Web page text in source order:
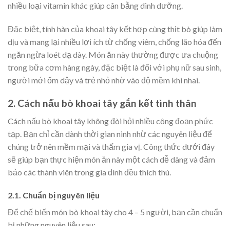
nhiều loại vitamin khác giúp cân bằng dinh dưỡng.
Đặc biệt, tính hàn của khoai tây kết hợp cùng thịt bò giúp làm
dịu và mang lại nhiều lợi ích từ chống viêm, chống lão hóa đến
ngăn ngừa loét dạ dày. Món ăn này thường được ưa chuộng
trong bữa cơm hàng ngày, đặc biệt là đối với phụ nữ sau sinh,
người mới ốm dậy và trẻ nhỏ nhờ vào độ mềm khi nhai.
2. Cách nấu bò khoai tây gắn kết tình thân
Cách nấu bò khoai tây không đòi hỏi nhiều công đoạn phức
tạp. Bạn chỉ cần dành thời gian ninh nhừ các nguyên liệu để
chúng trở nên mềm mại và thấm gia vị. Công thức dưới đây
sẽ giúp bạn thực hiện món ăn này một cách dễ dàng và đảm
bảo các thành viên trong gia đình đều thích thú.
2.1. Chuẩn bị nguyên liệu
Để chế biến món bò khoai tây cho 4 – 5 người, bạn cần chuẩn